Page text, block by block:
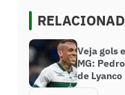
Veja gols
MG:
de Lyanco